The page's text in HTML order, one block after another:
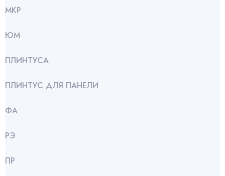
МКР
ЮМ
ПЛИНТУСА
ПЛИНТУС ДЛЯ ПАНЕЛИ
ФА
РЭ
ПР